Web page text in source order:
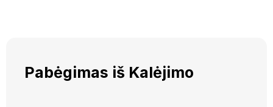
Pabėgimas iš Kalėjimo